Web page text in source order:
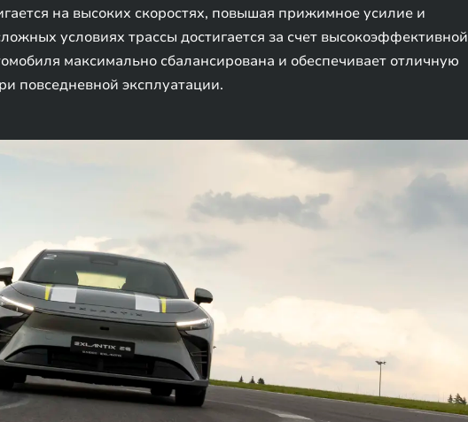
на высоких скоростях, повышая прижимное усилие и
условиях трассы достигается за счет высокоэффективной
максимально сбалансирована и обеспечивает отличную
повседневной эксплуатации.